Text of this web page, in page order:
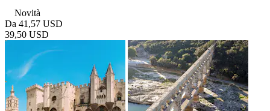
Novità
Da 41,57 USD
39,50 USD